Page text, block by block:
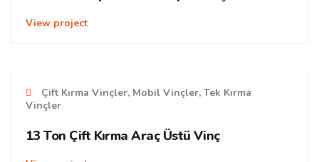
View project
Çift Kırma Vinçler, Mobil Vinçler, Tek Kırma
Vinçler
13 Ton Çift Kırma Araç Üstü Vinç